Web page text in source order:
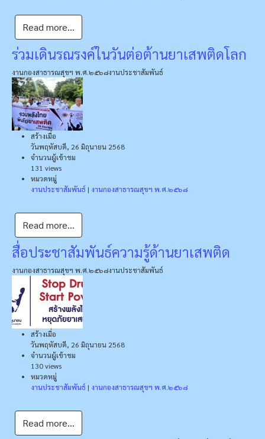
Read more...
ร่วมเดินรณรงค์ในวันต่อต้านยาเสพติดโลก
งานกองสาธารณสุขฯ พ.ศ.๒๕๖๘งานประชาสัมพันธ์
สร้างเมื่อ
วันพฤหัสบดี, 26 มิถุนายน 2568
จำนวนผู้เข้าชม
131 views
หมวดหมู่
งานประชาสัมพันธ์ | งานกองสาธารณสุขฯ พ.ศ.๒๕๖๘
Read more...
สื่อประชาสัมพันธ์ความรู้ด้านยาเสพติด
งานกองสาธารณสุขฯ พ.ศ.๒๕๖๘งานประชาสัมพันธ์
สร้างเมื่อ
วันพฤหัสบดี, 26 มิถุนายน 2568
จำนวนผู้เข้าชม
130 views
หมวดหมู่
งานประชาสัมพันธ์ | งานกองสาธารณสุขฯ พ.ศ.๒๕๖๘
Read more...